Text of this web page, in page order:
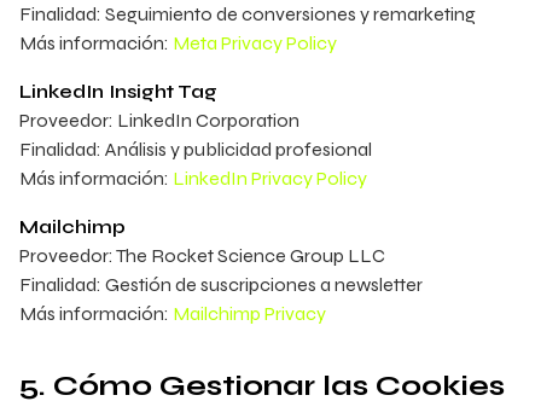
Finalidad: Seguimiento de conversiones y remarketing
Más información: Meta Privacy Policy
LinkedIn Insight Tag
Proveedor: LinkedIn Corporation
Finalidad: Análisis y publicidad profesional
Más información: LinkedIn Privacy Policy
Mailchimp
Proveedor: The Rocket Science Group LLC
Finalidad: Gestión de suscripciones a newsletter
Más información: Mailchimp Privacy
5. Cómo Gestionar las Cookies